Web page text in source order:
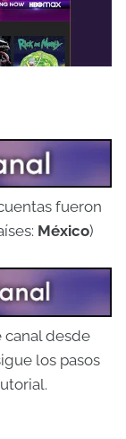
fueron
México)
canal desde
los pasos